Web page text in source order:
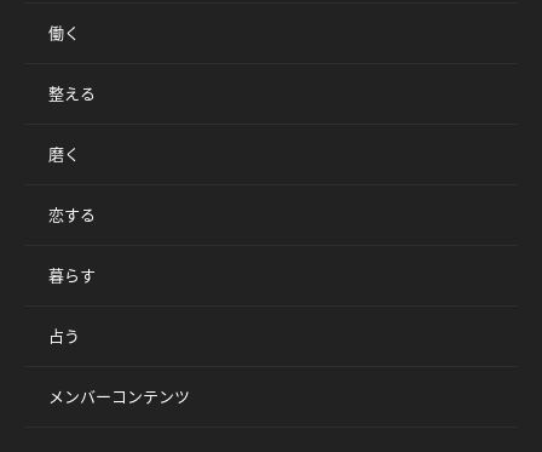
働く
整える
磨く
恋する
暮らす
占う
メンバーコンテンツ